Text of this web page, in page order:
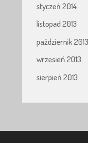
styczeń 2014
listopad 2013
październik 2013
wrzesień 2013
sierpień 2013